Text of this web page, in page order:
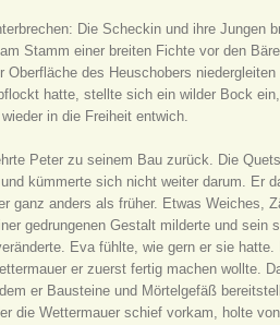
Die Scheckin und ihre Jungen
Stamm einer breiten Fichte vor den
Oberfläche des Heuschobers
hatte, stellte sich ein wilder Bock
in die Freiheit entwich.
Peter zu seinem Bau zurück. Die
kümmerte sich nicht weiter darum. Er
ganz anders als früher. Etwas Weiches,
gedrungenen Gestalt milderte und sein
Eva fühlte, wie gern er sie
er zuerst fertig machen wollte.
er Bausteine und Mörtelgefäß
die Wettermauer schief vorkam, holte